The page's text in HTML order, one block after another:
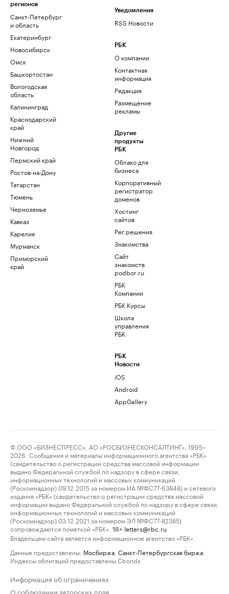
регионов
Санкт-Петербург
и область
Екатеринбург
Новосибирск
Омск
Башкортостан
Вологодская
область
Калининград
Краснодарский
край
Нижний
Новгород
Пермский край
Ростов-на-Дону
Татарстан
Тюмень
Черноземье
Кавказ
Карелия
Мурманск
Приморский
край
Уведомления
RSS Новости
РБК
О компании
Контактная
информация
Редакция
Размещение
рекламы
Другие
продукты
РБК
Облако для
бизнеса
Корпоративный
регистратор
доменов
Хостинг
сайтов
Рег.решения
Знакомства
Сайт
знакомств
podbor.ru
РБК
Компании
РБК Курсы
Школа
управления
РБК
РБК
Новости
iOS
Android
AppGallery
© ООО «БИЗНЕСПРЕСС», АО «РОСБИЗНЕСКОНСАЛТИНГ», 1995–
2026. Сообщения и материалы информационного агентства «РБК»
(свидетельство о регистрации средства массовой информации
выдано Федеральной службой по надзору в сфере связи,
информационных технологий и массовых коммуникаций
(Роскомнадзор) 09.12.2015 за номером ИА №ФС77-63848) и сетевого
издания «РБК» (свидетельство о регистрации средства массовой
информации выдано Федеральной службой по надзору в сфере связи,
информационных технологий и массовых коммуникаций
(Роскомнадзор) 03.12.2021 за номером ЭЛ №ФС77-82385)
сопровождаются пометкой «РБК».
18+ letters@rbc.ru
Владельцем сайта является информационное агентство «РБК».
Данные предоставлены: Мосбиржа Санкт-Петербургская биржа
Индексы облигаций предоставлены Cbonds.
Информация об ограничениях
О соблюдении авторских прав